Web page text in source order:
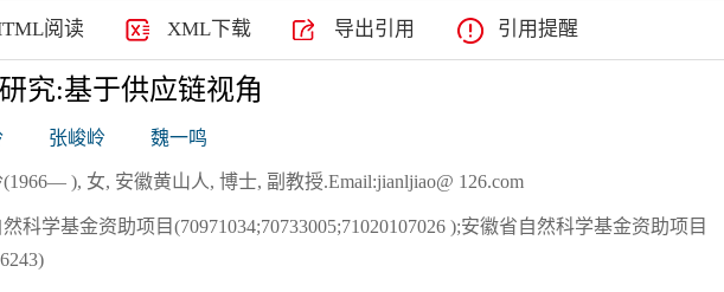
阅读 XML下载 导出引用 引用提醒
究:基于供应链视角
张峻岭 魏一鸣
), 女, 安徽黄山人, 博士, 副教授.Email:jianljiao@ 126.com
然科学基金资助项目(70971034;70733005;71020107026 );安徽省自然科学基金资助项目